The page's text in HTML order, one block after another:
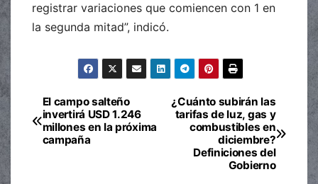
registrar variaciones que comiencen con 1 en
la segunda mitad”, indicó.
Navegación
de
¿Cuánto subirán las
tarifas de luz, gas y
combustibles en
diciembre?
Definiciones del
Gobierno
El campo salteño
invertirá USD 1.246
millones en la próxima
campaña